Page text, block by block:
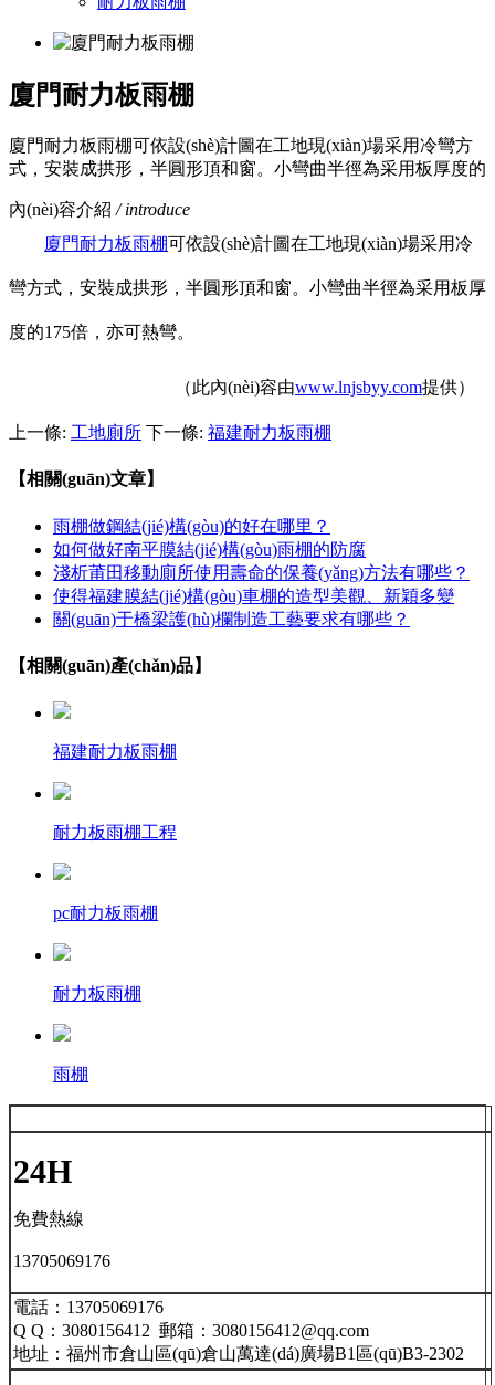
廈門耐力板雨棚
廈門耐力板雨棚可依設(shè)計圖在工地現(xiàn)場采用冷彎方
式，安裝成拱形，半圓形頂和窗。小彎曲半徑為采用板厚度的
內(nèi)容介紹 / introduce
廈門耐力板雨棚可依設(shè)計圖在工地現(xiàn)場采用冷
彎方式，安裝成拱形，半圓形頂和窗。小彎曲半徑為采用板厚
度的175倍，亦可熱彎。
（此內(nèi)容由www.lnjsbyy.com提供）
上一條: 工地廁所 下一條: 福建耐力板雨棚
【相關(guān)文章】
雨棚做鋼結(jié)構(gòu)的好在哪里？
如何做好南平膜結(jié)構(gòu)雨棚的防腐
淺析莆田移動廁所使用壽命的保養(yǎng)方法有哪些？
使得福建膜結(jié)構(gòu)車棚的造型美觀、新穎多變
關(guān)于橋梁護(hù)欄制造工藝要求有哪些？
【相關(guān)產(chǎn)品】
福建耐力板雨棚
耐力板雨棚工程
pc耐力板雨棚
耐力板雨棚
雨棚
24H
免費熱線
13705069176
電話：13705069176
Q Q：3080156412 郵箱：3080156412@qq.com
地址：福州市倉山區(qū)倉山萬達(dá)廣場B1區(qū)B3-2302